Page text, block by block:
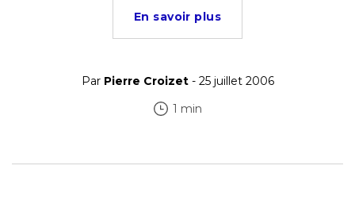
En savoir plus
Par Pierre Croizet- 25 juillet 2006
1 min